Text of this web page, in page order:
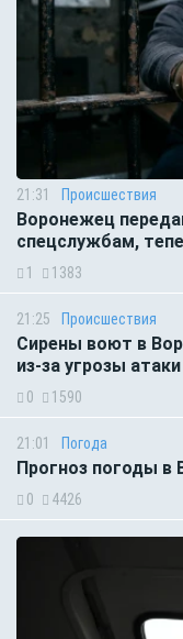
21:31 Происшествия
Воронежец
спецслужбам,
1 1383
21:25 Происшествия
Сирены воют в
из-за угрозы
0 1590
21:01 Погода
Прогноз погоды в
0 4426